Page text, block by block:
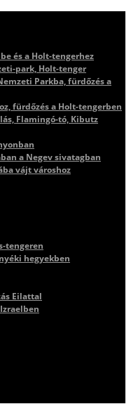
és a Holt-tengerhez
park, Holt-tenger
Parkba, fürdőzés a
fürdőzés a Holt-tengerben
Flamingó-tó, Kibutz
a Negev sivatagban
vájt városhoz
tengeren
hegyekben
Eilattal